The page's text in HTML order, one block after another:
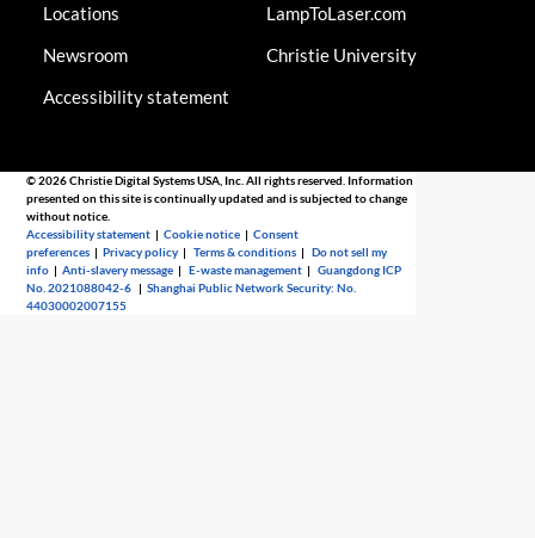
Locations
Newsroom
Accessibility statement
LampToLaser.com
Christie University
© 2026 Christie Digital Systems USA, Inc. All rights reserved. Information
presented on this site is continually updated and is subjected to change
without notice.
Accessibility statement |Cookie notice |Consent
preferences |Privacy policy |Terms & conditions |Do not sell my
info |Anti-slavery message |E-waste management |Guangdong ICP
No. 2021088042-6 |Shanghai Public Network Security: No.
44030002007155